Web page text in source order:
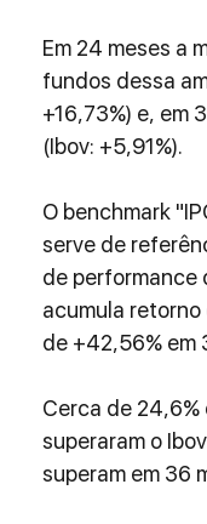
Em 24 meses a
fundos dessa
+16,73%) e, em
(Ibov: +5,91%).
O benchmark
serve de
de performance
acumula retorno
de +42,56% em
Cerca de
superaram o
superam em 36